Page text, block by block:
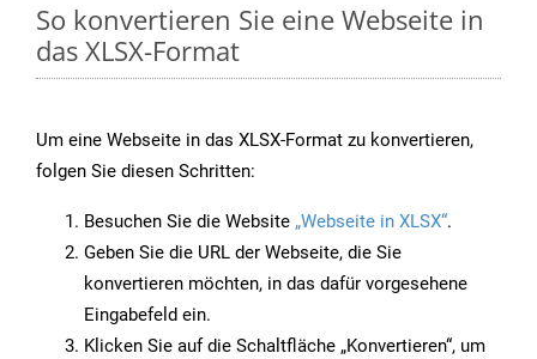
So konvertieren Sie eine Webseite in
das XLSX-Format
Um eine Webseite in das XLSX-Format zu konvertieren,
folgen Sie diesen Schritten:
Besuchen Sie die Website „Webseite in XLSX“.
Geben Sie die URL der Webseite, die Sie
konvertieren möchten, in das dafür vorgesehene
Eingabefeld ein.
Klicken Sie auf die Schaltfläche „Konvertieren“, um